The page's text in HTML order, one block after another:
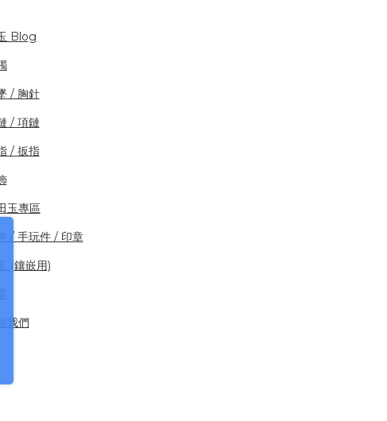
Blog
/ 胸針
/ 項鏈
/ 扳指
玉專區
/ 手玩件 / 印章
(鑲嵌用)
我們